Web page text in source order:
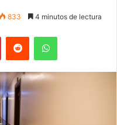
833 4 minutos de lectura
PinterestReddit WhatsApp